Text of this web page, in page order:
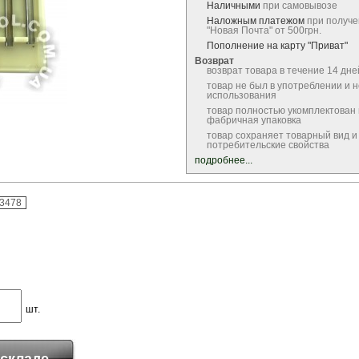
Наличными при самовывозе
Наложным платежом при
"Новая Почта" от 500грн.
Пополнение на карту "Приват"
Возврат
возврат товара в течение 14
товар не был в употреблении и
использования
товар полностью
фабричная упаковка
товар сохраняет товарный вид и
потребительские свойства
подробнее...
шт.